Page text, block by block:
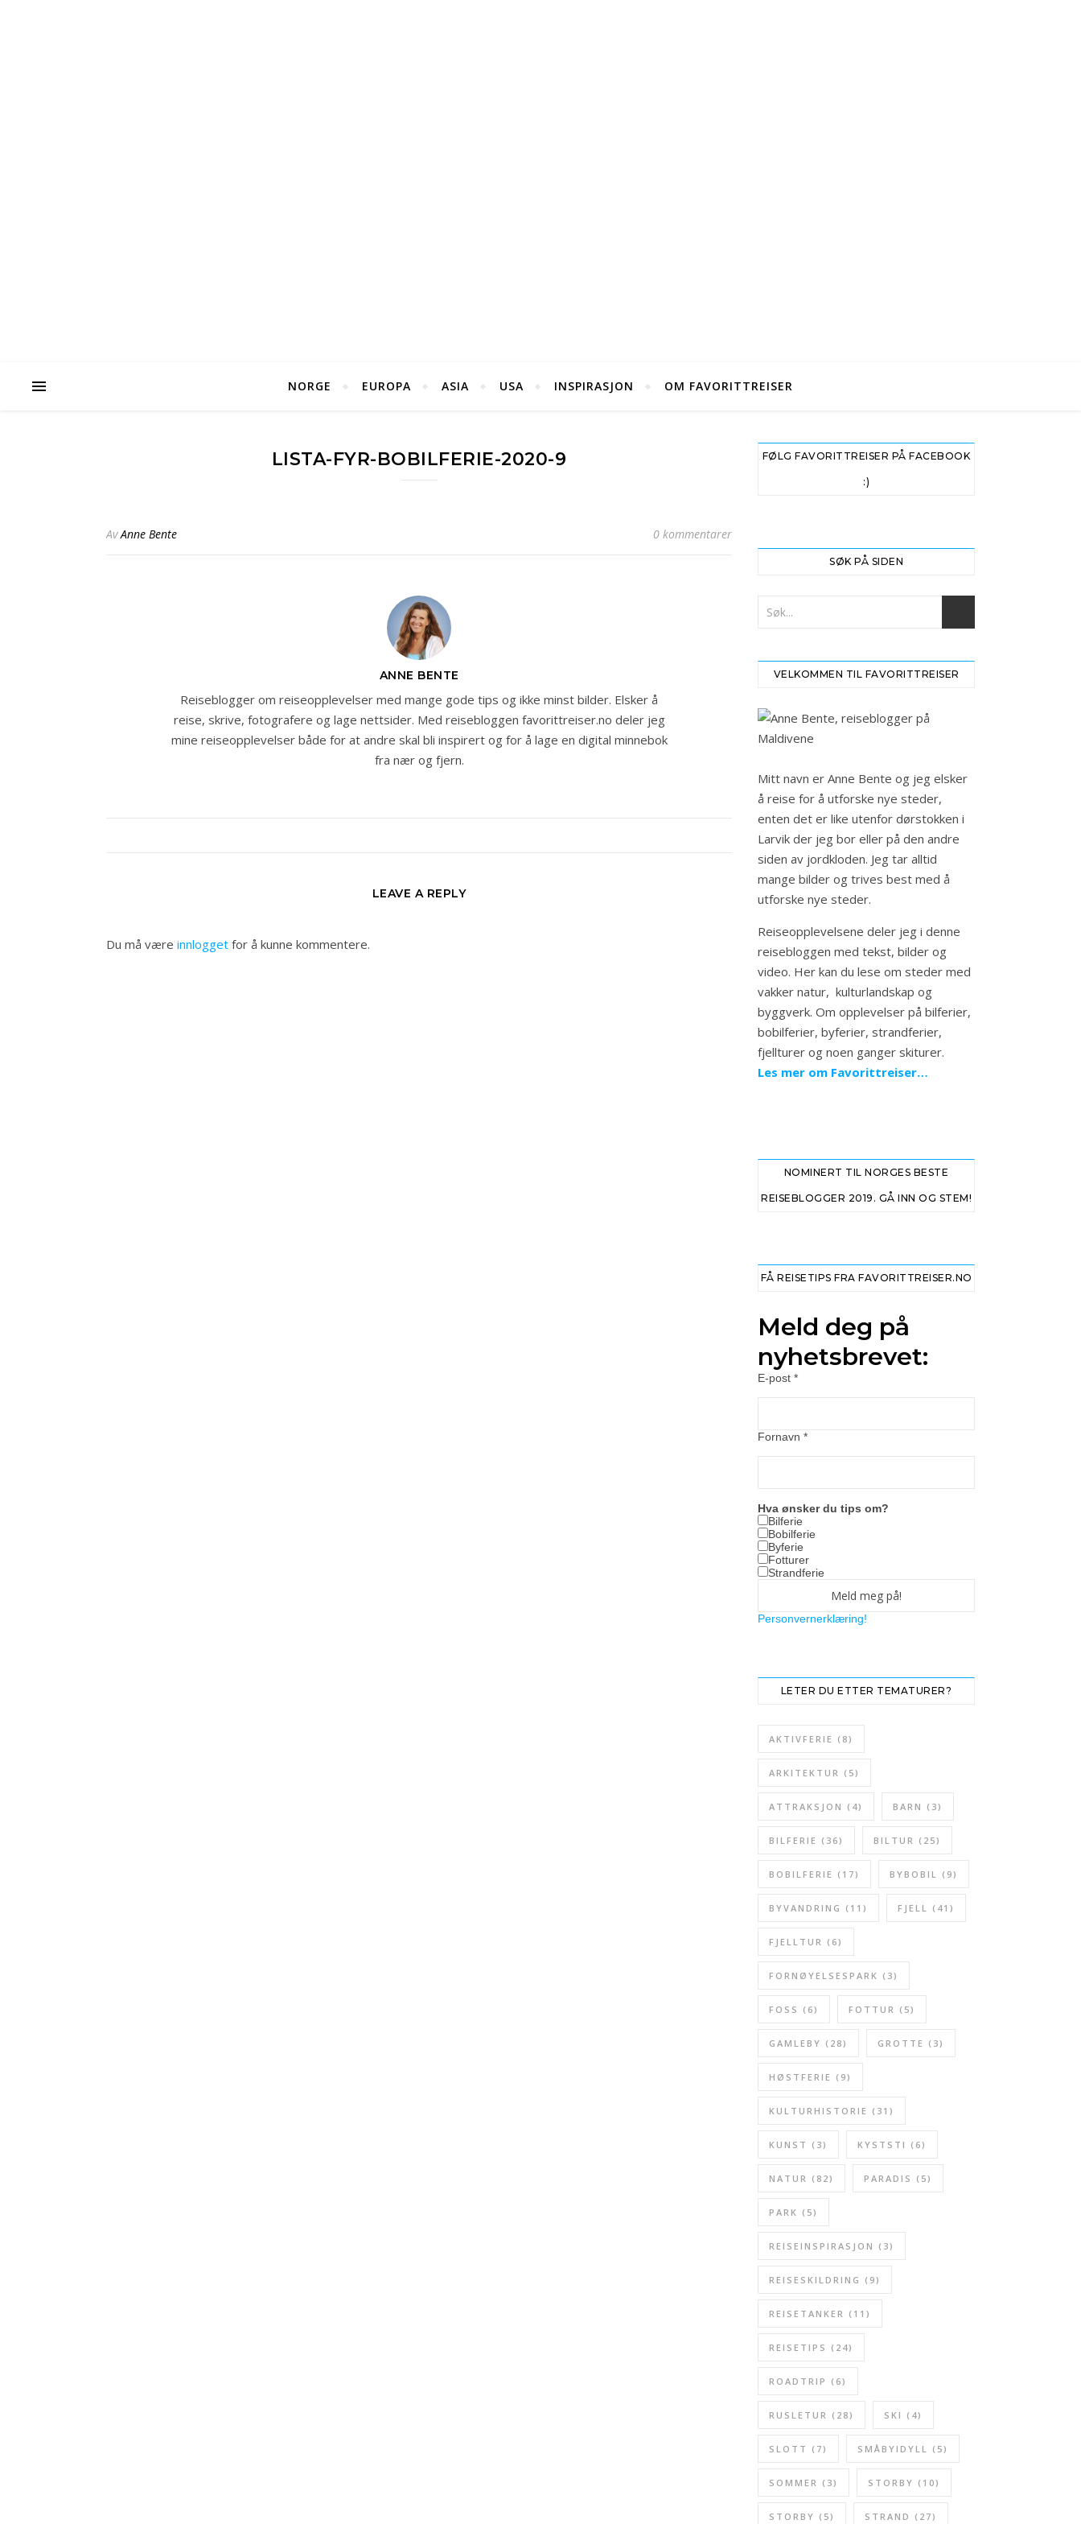
NORGE EUROPA ASIA USA INSPIRASJON OM FAVORITTREISER
LISTA-FYR-BOBILFERIE-2020-9
AvAnne Bente 0 kommentarer
ANNE BENTE
Reiseblogger om reiseopplevelser med mange gode tips og ikke minst bilder. Elsker å
reise, skrive, fotografere og lage nettsider. Med reisebloggen favorittreiser.no deler jeg
mine reiseopplevelser både for at andre skal bli inspirert og for å lage en digital minnebok
fra nær og fjern.
LEAVE A REPLY
Du må være innlogget for å kunne kommentere.
FØLG FAVORITTREISER PÅ FACEBOOK
:)
SØK PÅ SIDEN
VELKOMMEN TIL FAVORITTREISER
Mitt navn er Anne Bente og jeg elsker
å reise for å utforske nye steder,
enten det er like utenfor dørstokken i
Larvik der jeg bor eller på den andre
siden av jordkloden. Jeg tar alltid
mange bilder og trives best med å
utforske nye steder.
Reiseopplevelsene deler jeg i denne
reisebloggen med tekst, bilder og
video. Her kan du lese om steder med
vakker natur, kulturlandskap og
byggverk. Om opplevelser på bilferier,
bobilferier, byferier, strandferier,
fjellturer og noen ganger skiturer.
Les mer om Favorittreiser…
NOMINERT TIL NORGES BESTE
REISEBLOGGER 2019. GÅ INN OG STEM!
FÅ REISETIPS FRA FAVORITTREISER.NO
Meld deg på
nyhetsbrevet:
E-post *
Fornavn *
Hva ønsker du tips om?
Bilferie
Bobilferie
Byferie
Fotturer
Strandferie
Personvernerklæring!
LETER DU ETTER TEMATURER?
AKTIVFERIE (8)
ARKITEKTUR (5)
ATTRAKSJON (4) BARN (3)
BILFERIE (36) BILTUR (25)
BOBILFERIE (17) BYBOBIL (9)
BYVANDRING (11) FJELL (41)
FJELLTUR (6)
FORNØYELSESPARK (3)
FOSS (6) FOTTUR (5)
GAMLEBY (28) GROTTE (3)
HØSTFERIE (9)
KULTURHISTORIE (31)
KUNST (3) KYSTSTI (6)
NATUR (82) PARADIS (5)
PARK (5)
REISEINSPIRASJON (3)
REISESKILDRING (9)
REISETANKER (11)
REISETIPS (24)
ROADTRIP (6)
RUSLETUR (28) SKI (4)
SLOTT (7) SMÅBYIDYLL (5)
SOMMER (3) STORBY (10)
STORBY (5) STRAND (27)